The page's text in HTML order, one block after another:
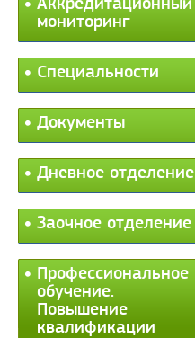
Аккредитационный
мониторинг
Специальности
Документы
Дневное отделение
Заочное отделение
Профессиональное
обучение.
Повышение
квалификации